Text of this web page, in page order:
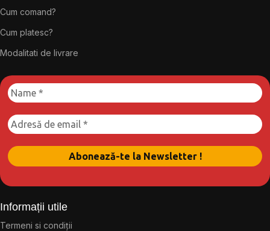
Cum comand?
Cum platesc?
Modalitati de livrare
Informații utile
Termeni si condiții